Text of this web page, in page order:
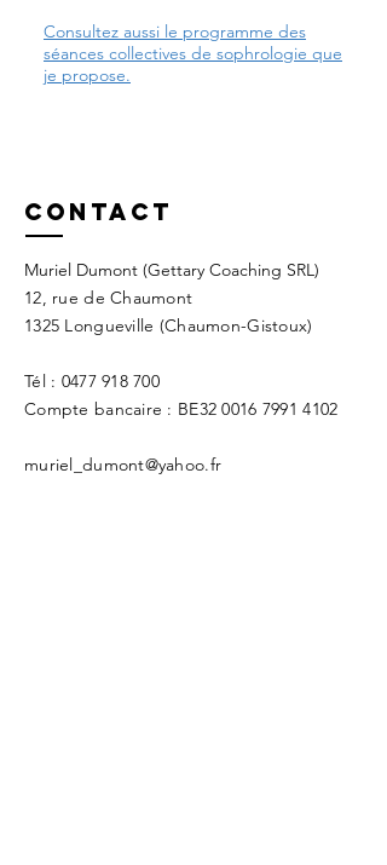
Consultez aussi le programme des
séances collectives de sophrologie que
je propose.
Contact
Muriel Dumont (Gettary Coaching SRL)
12, rue de Chaumont
1325 Longueville (Chaumon-Gistoux)
Tél : 0477 918 700
Compte bancaire : BE320016 7991 4102
muriel_dumont@yahoo.fr